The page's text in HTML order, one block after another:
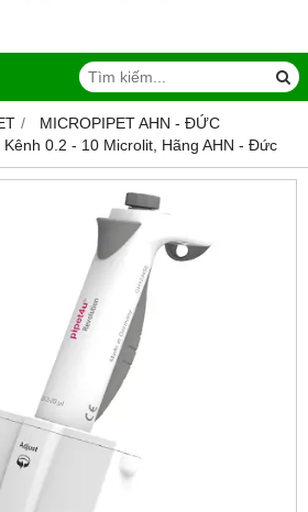
MICROPIPET AHN - ĐỨC
0.2 - 10 Microlit, Hãng AHN - Đức